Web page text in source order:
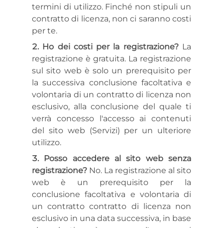
termini di utilizzo. Finché non stipuli un
contratto di licenza, non ci saranno costi
per te.
Ho dei costi per la registrazione?La
registrazione è gratuita. La registrazione
sul sito web è solo un prerequisito per
la successiva conclusione facoltativa e
volontaria di un contratto di licenza non
esclusivo, alla conclusione del quale ti
verrà concesso l'accesso ai contenuti
del sito web (Servizi) per un ulteriore
utilizzo.
Posso accedere al sito web senza
registrazione? No. La registrazione al sito
web è un prerequisito per la
conclusione facoltativa e volontaria di
un contratto contratto di licenza non
esclusivo in una data successiva, in base